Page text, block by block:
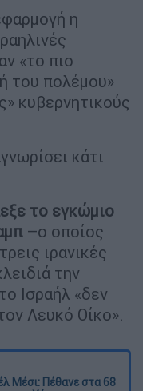
η
«το πιο
του πολέμου»
κυβερνητικούς
κάτι
το εγκώμιο
–ο οποίος
ιρανικές
την
Ισραήλ «δεν
Λευκό Οίκο».
Μέσι: Πέθανε στα 68